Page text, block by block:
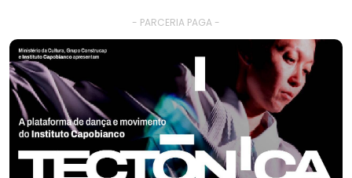
- PARCERIA PAGA -